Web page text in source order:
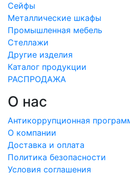
Сейфы
Металлические шкафы
Промышленная мебель
Стеллажи
Другие изделия
Каталог продукции
РАСПРОДАЖА
О нас
Антикоррупционная
О компании
Доставка и оплата
Политика безопасности
Условия соглашения